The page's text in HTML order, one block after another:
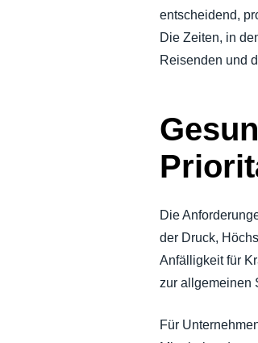
WACHSTUM
entscheidend,
Die Zeiten, in
Reisenden und
Die
der Druck,
Anfälligkeit für
zur allgemeinen
Für